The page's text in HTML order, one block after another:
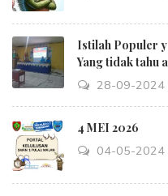
Istilah Populer
Yang tidak tahu
28-09-2024
4 MEI 2026
04-05-2024